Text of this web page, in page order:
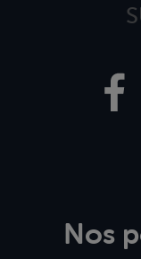
Nos